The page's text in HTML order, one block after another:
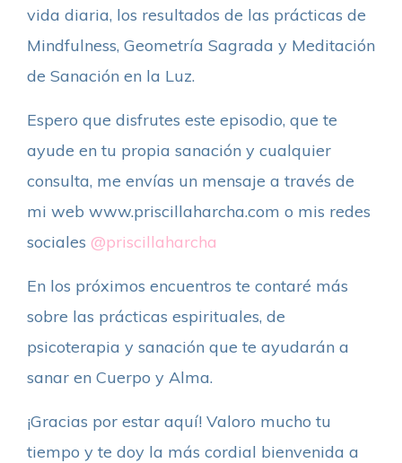
vida diaria, los resultados de las prácticas de
Mindfulness, Geometría Sagrada y Meditación
de Sanación en la Luz.
Espero que disfrutes este episodio, que te
ayude en tu propia sanación y cualquier
consulta, me envías un mensaje a través de
mi web www.priscillaharcha.com o mis redes
sociales @priscillaharcha
En los próximos encuentros te contaré más
sobre las prácticas espirituales, de
psicoterapia y sanación que te ayudarán a
sanar en Cuerpo y Alma.
¡Gracias por estar aquí! Valoro mucho tu
tiempo y te doy la más cordial bienvenida a